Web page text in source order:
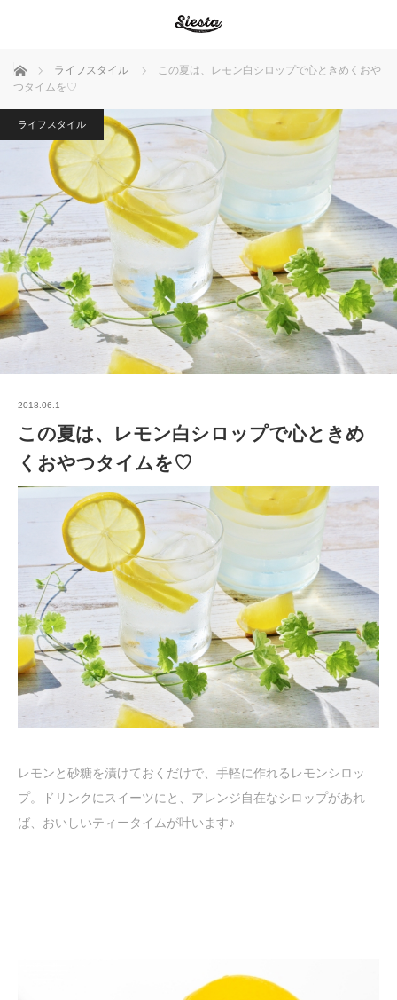
ホーム ライフスタイル
この夏は、レモン白シロップで心ときめくおや
つタイムを♡
ライフスタイル
2018.06.1
この夏は、レモン白シロップで心ときめ
くおやつタイムを♡
レモンと砂糖を漬けておくだけで、手軽に作れるレモンシロッ
プ。ドリンクにスイーツにと、アレンジ自在なシロップがあれ
ば、おいしいティータイムが叶います♪